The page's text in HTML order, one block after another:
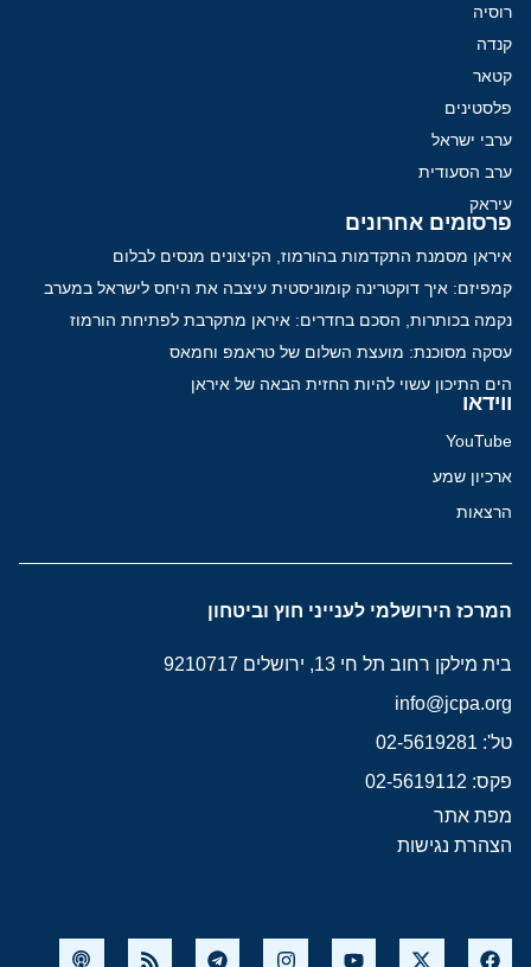
רוסיה
קנדה
קטאר
פלסטינים
ערבי ישראל
ערב הסעודית
עיראק
פרסומים אחרונים
איראן מסמנת התקדמות בהורמוז, הקיצונים מנסים לבלום
קמפיזם: איך דוקטרינה קומוניסטית עיצבה את היחס לישראל במערב
נקמה בכותרות, הסכם בחדרים: איראן מתקרבת לפתיחת הורמוז
עסקה מסוכנת: מועצת השלום של טראמפ וחמאס
הים התיכון עשוי להיות החזית הבאה של איראן
ווידאו
YouTube
ארכיון שמע
הרצאות
המרכז הירושלמי לענייני חוץ וביטחון
בית מילקן רחוב תל חי 13, ירושלים 9210717
info@jcpa.org
טל': 02-5619281
פקס: 02-5619112
מפת אתר
הצהרת נגישות